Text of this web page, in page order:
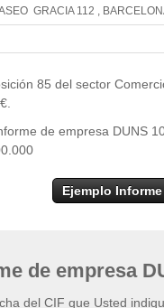
GRACIA 112 ,
−
85 del sector
de empresa DUNS
Ejemplo Informe
de empresa
del CIF que Usted